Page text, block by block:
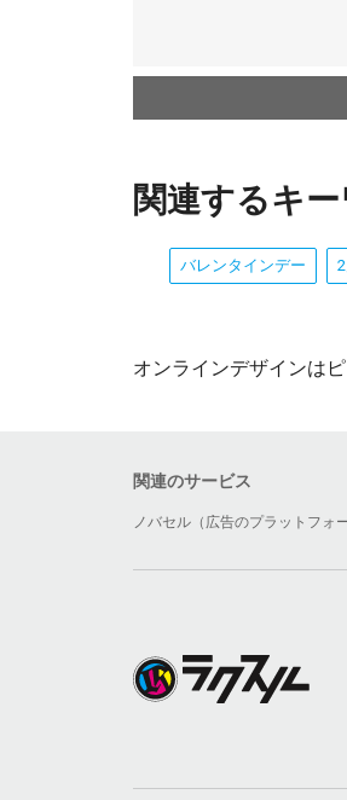
関連するキ
バレンタインデー
オンラインデザインは
関連のサービス
ノバセル（広告のプラットフォー